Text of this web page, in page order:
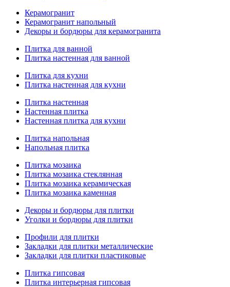
Керамогранит
Керамогранит напольный
Декоры и бордюры для керамогранита
Плитка для ванной
Плитка настенная для ванной
Плитка для кухни
Плитка настенная для кухни
Плитка настенная
Настенная плитка
Настенная плитка для кухни
Плитка напольная
Напольная плитка
Плитка мозаика
Плитка мозаика стеклянная
Плитка мозаика керамическая
Плитка мозаика каменная
Декоры и бордюры для плитки
Уголки и бордюры для плитки
Профили для плитки
Закладки для плитки металлические
Закладки для плитки пластиковые
Плитка гипсовая
Плитка интерьерная гипсовая